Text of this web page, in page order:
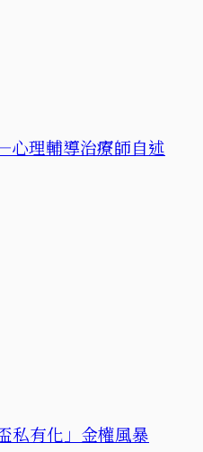
理輔導治療師自述
私有化」金權風暴